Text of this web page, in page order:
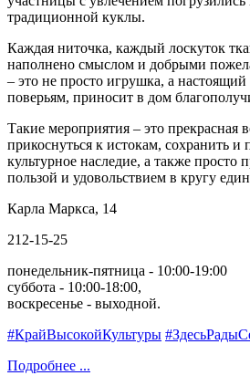
традиционной куклы.
Каждая ниточка, каждый лоскуток
наполнено смыслом и добрыми
– это не просто игрушка, а настоящий
поверьям, приносит в дом
Такие мероприятия – это прекрасная
прикоснуться к истокам, сохранить
культурное наследие, а также просто
пользой и удовольствием в кругу
Карла Маркса, 14
212-15-25
понедельник-пятница - 10:00-19:00
суббота - 10:00-18:00,
воскресенье - выходной.
#КрайВысокойКультуры
Подробнее ...